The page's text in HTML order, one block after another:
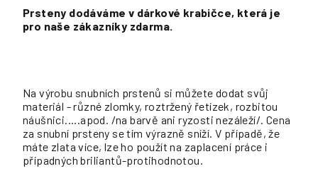
Prsteny dodáváme v dárkové krabičce, která je
pro naše zákazníky zdarma.
Na výrobu snubních prstenů si můžete dodat svůj
materiál - různé zlomky, roztržený řetízek, rozbitou
náušnici.....apod. /na barvě ani ryzosti nezáleží/. Cena
za snubní prsteny se tím výrazně sníží. V případě, že
máte zlata více, lze ho použít na zaplacení práce i
případných briliantů-protihodnotou.